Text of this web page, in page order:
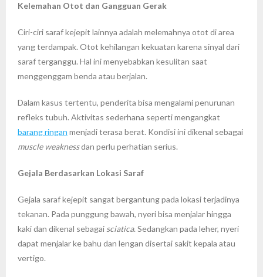
Kelemahan Otot dan Gangguan Gerak
Ciri-ciri saraf kejepit lainnya adalah melemahnya otot di area
yang terdampak. Otot kehilangan kekuatan karena sinyal dari
saraf terganggu. Hal ini menyebabkan kesulitan saat
menggenggam benda atau berjalan.
Dalam kasus tertentu, penderita bisa mengalami penurunan
refleks tubuh. Aktivitas sederhana seperti mengangkat
barang ringan menjadi terasa berat. Kondisi ini dikenal sebagai
muscle weaknessdan perlu perhatian serius.
Gejala Berdasarkan Lokasi Saraf
Gejala saraf kejepit sangat bergantung pada lokasi terjadinya
tekanan. Pada punggung bawah, nyeri bisa menjalar hingga
kaki dan dikenal sebagai sciatica. Sedangkan pada leher, nyeri
dapat menjalar ke bahu dan lengan disertai sakit kepala atau
vertigo.